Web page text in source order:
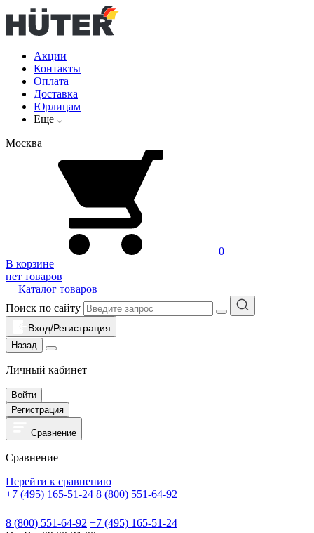
Акции
Контакты
Оплата
Доставка
Юрлицам
Еще
Москва
0
В корзине
нет товаров
Каталог товаров
Поиск по сайту
Вход/Регистрация
Назад
Личный кабинет
Войти
Регистрация
Сравнение
Сравнение
Перейти к сравнению
+7 (495) 165-51-24 8 (800) 551-64-92
8 (800) 551-64-92 +7 (495) 165-51-24